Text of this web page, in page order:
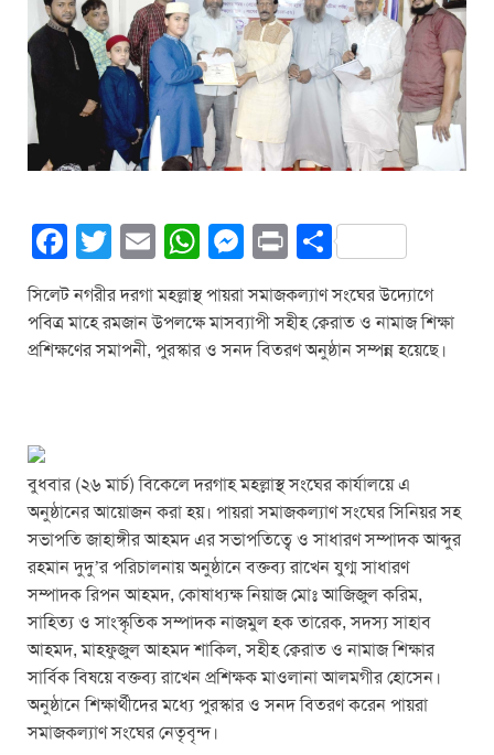
F
a
c
e
k
T
tt
er
E
ail
W
h
at
s
M
ss
e
Pr
t
S
ar
e
সিলেট নগরীর দরগা মহল্লাস্থ পায়রা সমাজকল্যাণ সংঘের উদ্যোগে
পবিত্র মাহে রমজান উপলক্ষে মাসব্যাপী সহীহ ক্বেরাত ও নামাজ শিক্ষা
প্রশিক্ষণের সমাপনী, পুরস্কার ও সনদ বিতরণ অনুষ্ঠান সম্পন্ন হয়েছে।
বুধবার (২৬ মার্চ) বিকেলে দরগাহ মহল্লাস্থ সংঘের কার্যালয়ে এ
অনুষ্ঠানের আয়োজন করা হয়। পায়রা সমাজকল্যাণ সংঘের সিনিয়র সহ
সভাপতি জাহাঙ্গীর আহমদ এর সভাপতিত্বে ও সাধারণ সম্পাদক আব্দুর
রহমান দুদু’র পরিচালনায় অনুষ্ঠানে বক্তব্য রাখেন যুগ্ম সাধারণ
সম্পাদক রিপন আহমদ, কোষাধ্যক্ষ নিয়াজ মোঃ আজিজুল করিম,
সাহিত্য ও সাংস্কৃতিক সম্পাদক নাজমুল হক তারেক, সদস্য সাহাব
আহমদ, মাহফুজুল আহমদ শাকিল, সহীহ ক্বেরাত ও নামাজ শিক্ষার
সার্বিক বিষয়ে বক্তব্য রাখেন প্রশিক্ষক মাওলানা আলমগীর হোসেন।
অনুষ্ঠানে শিক্ষার্থীদের মধ্যে পুরস্কার ও সনদ বিতরণ করেন পায়রা
সমাজকল্যাণ সংঘের নেতৃবৃন্দ।